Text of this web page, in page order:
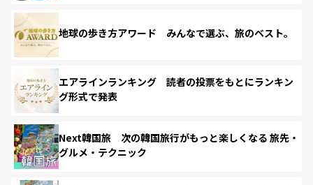
地球の歩き方アワード みんなで選ぶ、旅のベスト。
エアラインランキング 読者の投票をもとにランキン
グ形式で発表
Next韓国旅 次の韓国旅行がもっと楽しくなる 旅先・
グルメ・テクニック